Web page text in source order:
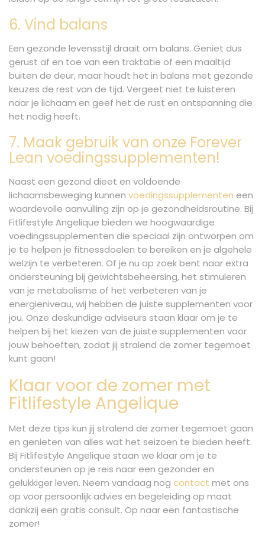
6. Vind balans
Een gezonde levensstijl draait om balans. Geniet dus
gerust af en toe van een traktatie of een maaltijd
buiten de deur, maar houdt het in balans met gezonde
keuzes de rest van de tijd. Vergeet niet te luisteren
naar je lichaam en geef het de rust en ontspanning die
het nodig heeft.
7. Maak gebruik van onze Forever
Lean voedingssupplementen!
Naast een gezond dieet en voldoende
lichaamsbeweging kunnen voedingssupplementen een
waardevolle aanvulling zijn op je gezondheidsroutine. Bij
Fitlifestyle Angelique bieden we hoogwaardige
voedingssupplementen die speciaal zijn ontworpen om
je te helpen je fitnessdoelen te bereiken en je algehele
welzijn te verbeteren. Of je nu op zoek bent naar extra
ondersteuning bij gewichtsbeheersing, het stimuleren
van je metabolisme of het verbeteren van je
energieniveau, wij hebben de juiste supplementen voor
jou. Onze deskundige adviseurs staan klaar om je te
helpen bij het kiezen van de juiste supplementen voor
jouw behoeften, zodat jij stralend de zomer tegemoet
kunt gaan!
Klaar voor de zomer met
Fitlifestyle Angelique
Met deze tips kun jij stralend de zomer tegemoet gaan
en genieten van alles wat het seizoen te bieden heeft.
Bij Fitlifestyle Angelique staan we klaar om je te
ondersteunen op je reis naar een gezonder en
gelukkiger leven. Neem vandaag nog contact met ons
op voor persoonlijk advies en begeleiding op maat
dankzij een gratis consult. Op naar een fantastische
zomer!